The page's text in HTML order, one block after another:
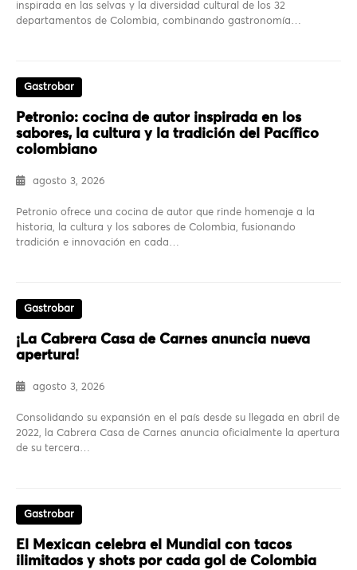
inspirada en las selvas y la diversidad cultural de los 32
departamentos de Colombia, combinando gastronomía…
Gastrobar
Petronio: cocina de autor inspirada en los
sabores, la cultura y la tradición del Pacífico
colombiano
agosto 3, 2026
Petronio ofrece una cocina de autor que rinde homenaje a la
historia, la cultura y los sabores de Colombia, fusionando
tradición e innovación en cada…
Gastrobar
¡La Cabrera Casa de Carnes anuncia nueva
apertura!
agosto 3, 2026
Consolidando su expansión en el país desde su llegada en abril de
2022, la Cabrera Casa de Carnes anuncia oficialmente la apertura
de su tercera…
Gastrobar
El Mexican celebra el Mundial con tacos
ilimitados y shots por cada gol de Colombia